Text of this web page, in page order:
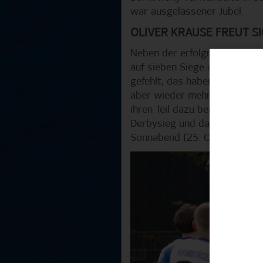
war ausgelassener Jubel.
OLIVER KRAUSE FREUT
Neben der erfolgreichen
auf sieben Siege aus sieben
gefehlt, das haben die
aber wieder mehr im Spiel
ihren Teil dazu beigetragen,
Derbysieg und dass wir
Sonnabend (25. Oktober,